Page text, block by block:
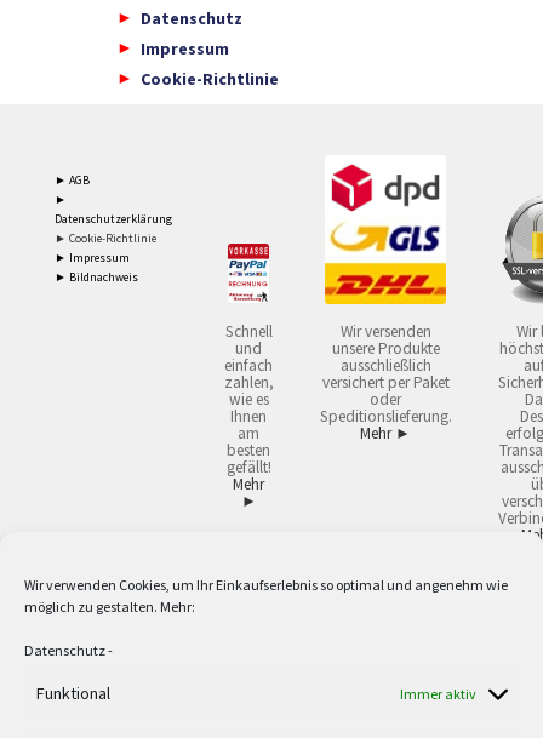
Wir verwenden Cookies, um Ihr Einkaufserlebnis so optimal und angenehm wie
möglich zu gestalten. Mehr:
Datenschutz-
Funktional Immer aktiv
Datenschutz
Impressum
Cookie-Richtlinie
► AGB
►
Datenschutzerklärung
► Cookie-Richtlinie
► Impressum
► Bildnachweis
Schnell
und
einfach
zahlen,
wie es
Ihnen
am
besten
gefällt!
Mehr
►
Wir versenden
unsere Produkte
ausschließlich
versichert per Paket
oder
Speditionslieferung.
Mehr ►
Wir
2 Lieferzeiten gelten mit Express-24.
Versandkostenfrei ab 59,90 € Nettowarenwert. Inseln ausgenommen. Unsere
Berufe zur Verwendung in der selbständigen, beruflichen oder gewerblichen